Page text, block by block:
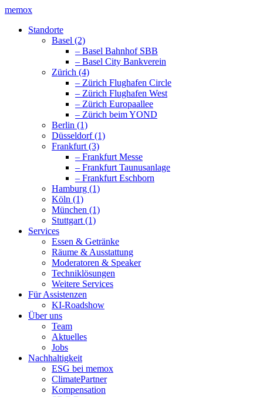
memox
Standorte
Basel (2)
– Basel Bahnhof SBB
– Basel City Bankverein
Zürich (4)
– Zürich Flughafen Circle
– Zürich Flughafen West
– Zürich Europaallee
– Zürich beim YOND
Berlin (1)
Düsseldorf (1)
Frankfurt (3)
– Frankfurt Messe
– Frankfurt Taunusanlage
– Frankfurt Eschborn
Hamburg (1)
Köln (1)
München (1)
Stuttgart (1)
Services
Essen & Getränke
Räume & Ausstattung
Moderatoren & Speaker
Techniklösungen
Weitere Services
Für Assistenzen
KI-Roadshow
Über uns
Team
Aktuelles
Jobs
Nachhaltigkeit
ESG bei memox
ClimatePartner
Kompensation